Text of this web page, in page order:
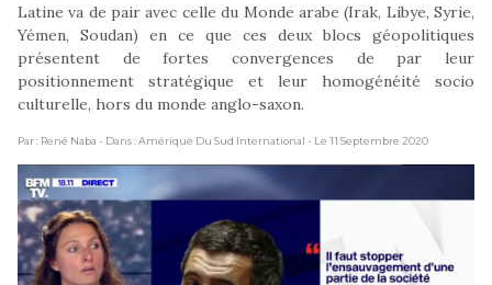
Latine va de pair avec celle du Monde arabe (Irak, Libye, Syrie,
Yémen, Soudan) en ce que ces deux blocs géopolitiques
présentent de fortes convergences de par leur
positionnement stratégique et leur homogénéité socio
culturelle, hors du monde anglo-saxon.
Par : René Naba - Dans : Amérique Du Sud International - Le 11 Septembre 2020